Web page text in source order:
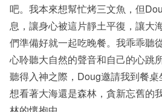
吧。我本來想幫忙烤三文魚，但
息，讓身心被這片靜土平復，讓大
們準備好就一起吃晚餐。我乖乖聽
心聆聽大自然的聲音和自己的心跳
聽得入神之際，Doug邀請我到餐
想看著大海還是森林，貪新忘舊的